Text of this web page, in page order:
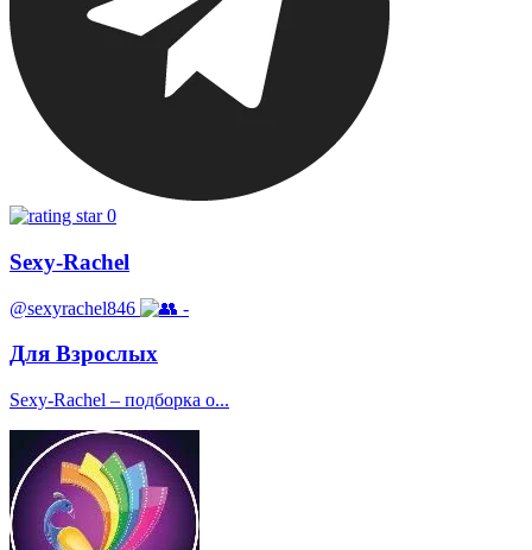
0
Sexy-Rachel
@sexyrachel846 -
Для Взрослых
Sexy-Rachel – подборка о...